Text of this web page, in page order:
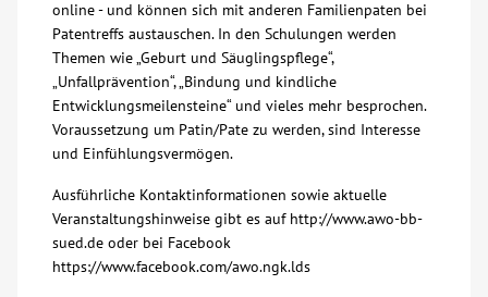
AWO BB Süd
online - und können sich mit anderen Familienpaten bei
Patentreffs austauschen. In den Schulungen werden
Themen wie „Geburt und Säuglingspflege“,
„Unfallprävention“, „Bindung und kindliche
Entwicklungsmeilensteine“ und vieles mehr besprochen.
Voraussetzung um Patin/Pate zu werden, sind Interesse
und Einfühlungsvermögen.
Ausführliche Kontaktinformationen sowie aktuelle
Veranstaltungshinweise gibt es auf http://www.awo-bb-
sued.de oder bei Facebook
https://www.facebook.com/awo.ngk.lds